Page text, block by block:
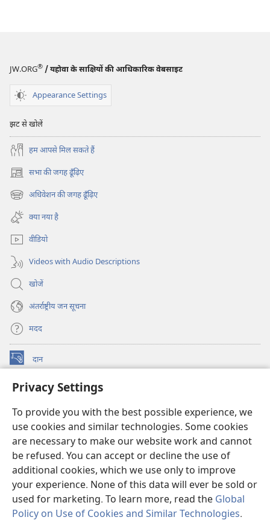
Privacy Settings
To provide you with the best possible experience, we
use cookies and similar technologies. Some cookies
are necessary to make our website work and cannot
be refused. You can accept or decline the use of
additional cookies, which we use only to improve
your experience. None of this data will ever be sold or
used for marketing. To learn more, read the Global
Policy on Use of Cookies and Similar Technologies.
JW.ORG® / यहोवा के साक्षियों की आधिकारिक वेबसाइट
Appearance Settings
झट से खोलें
हम आपसे मिल सकते हैं
सभा की जगह ढूँढ़िए
(opens
new
window)
अधिवेशन की जगह ढूँढ़िए
(opens
new
window)
क्या नया है
वीडियो
Videos with Audio Descriptions
खोजें
अंतर्राष्ट्रीय जन सूचना
मदद
दान
(opens
window)
वॉचटावर ऑनलाइन लाइब्रेरी
new
window)JW Hub ®
(opens
new
window)JW लाइब्रेरी ऐप